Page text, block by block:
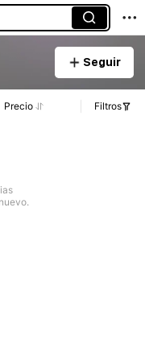
Seguir
Precio Filtros